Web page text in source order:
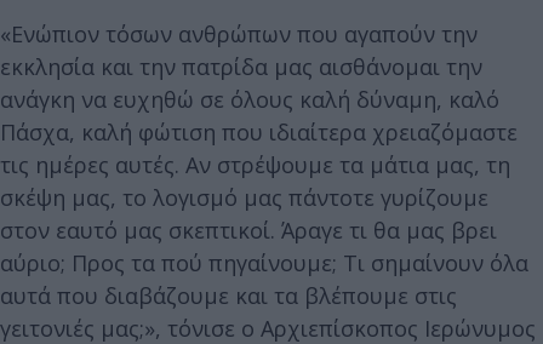
«Ενώπιον τόσων ανθρώπων που αγαπούν την
εκκλησία και την πατρίδα μας αισθάνομαι την
ανάγκη να ευχηθώ σε όλους καλή δύναμη, καλό
Πάσχα, καλή φώτιση που ιδιαίτερα χρειαζόμαστε
τις ημέρες αυτές. Αν στρέψουμε τα μάτια μας, τη
σκέψη μας, το λογισμό μας πάντοτε γυρίζουμε
στον εαυτό μας σκεπτικοί. Άραγε τι θα μας βρει
αύριο; Προς τα πού πηγαίνουμε; Τι σημαίνουν όλα
αυτά που διαβάζουμε και τα βλέπουμε στις
γειτονιές μας;», τόνισε ο Αρχιεπίσκοπος Ιερώνυμος